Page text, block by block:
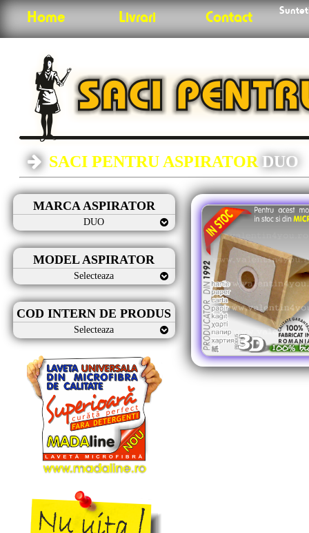
Home Livrari Contact
SACI PENTRU ASPIRATOR DUO
MARCA ASPIRATOR
DUO
MODEL ASPIRATOR
Selecteaza
COD INTERN DE PRODUS
Selecteaza